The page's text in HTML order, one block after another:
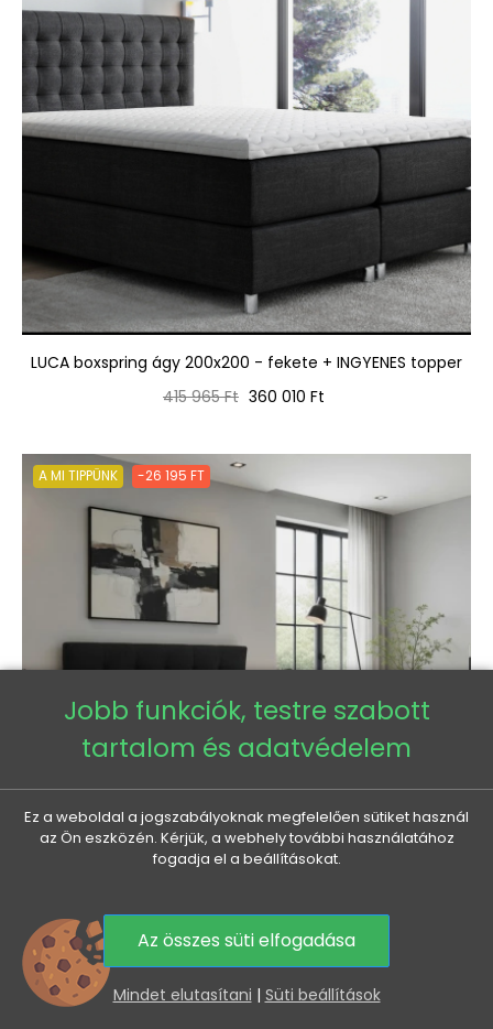
LUCA boxspring ágy 200x200 - fekete + INGYENES topper
Normál
415 965 Ft Ár
360 010 Ft
A MI TIPPÜNK -26 195 FT
Franciaágy 180x200 tárolóhellyel STIG 2 - antracit
Normál
ár
284 635 Ft Ár
258 440 Ft
0
Jobb funkciók, testre szabott
tartalom és adatvédelem
Ez a weboldal a jogszabályoknak megfelelően sütiket használ
az Ön eszközén. Kérjük, a webhely további használatához
fogadja el a beállításokat.
Az összes süti elfogadása
Mindet elutasítani | Süti beállítások